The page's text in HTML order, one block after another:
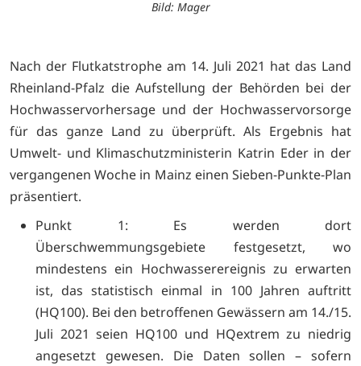
Bild: Mager
Nach der Flutkatstrophe am 14. Juli 2021 hat das Land
Rheinland-Pfalz die Aufstellung der Behörden bei der
Hochwasservorhersage und der Hochwasservorsorge
für das ganze Land zu überprüft. Als Ergebnis hat
Umwelt- und Klimaschutzministerin Katrin Eder in der
vergangenen Woche in Mainz einen Sieben-Punkte-Plan
präsentiert.
Punkt 1: Es werden dort
Überschwemmungsgebiete festgesetzt, wo
mindestens ein Hochwasserereignis zu erwarten
ist, das statistisch einmal in 100 Jahren auftritt
(HQ100). Bei den betroffenen Gewässern am 14./15.
Juli 2021 seien HQ100 und HQextrem zu niedrig
angesetzt gewesen. Die Daten sollen – sofern